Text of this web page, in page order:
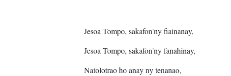
Jesoa Tompo, sakafon'ny fiainanay,
Jesoa Tompo, sakafon'ny fanahinay,
Natolotrao ho anay ny tenanao,